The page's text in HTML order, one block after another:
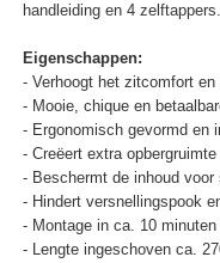
handleiding en 4 zelftappers.
Eigenschappen:
- Verhoogt het zitcomfort
- Mooie, chique en
- Ergonomisch gevormd en
- Creëert extra
- Beschermt de inhoud
- Hindert versnellingspook
- Montage in ca. 10
- Lengte ingeschoven ca.